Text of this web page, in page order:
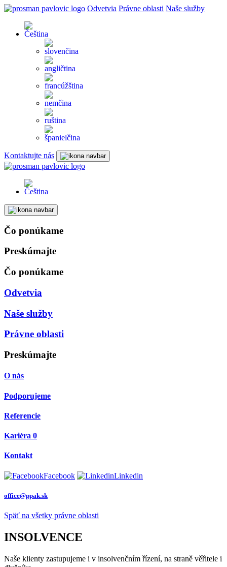
Odvetvia Právne oblasti Naše služby
Kontaktujte nás
Čo ponúkame
Preskúmajte
Čo ponúkame
Odvetvia
Naše služby
Právne oblasti
Preskúmajte
O nás
Podporujeme
Referencie
Kariéra 0
Kontakt
Facebook Linkedin
office@ppak.sk
Späť na všetky právne oblasti
INSOLVENCE
Naše klienty zastupujeme i v insolvenčním řízení, na straně věřitele i